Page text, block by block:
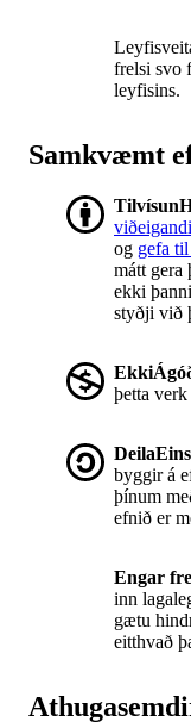
frelsi svo
leyfisins.
Samkvæmt
og gefa
mátt gera
ekki
styðji við
þetta verk
DeilaEins
byggir á
þínum
efnið er
Engar
inn
gætu
eitthvað